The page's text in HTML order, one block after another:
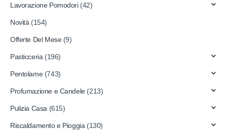
Lavorazione Pomodori (42)
Novità (154)
Offerte Del Mese (9)
Pasticceria (196)
Pentolame (743)
Profumazione e Candele (213)
Pulizia Casa (615)
Riscaldamento e Pioggia (130)